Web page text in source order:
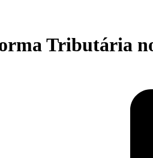
Tributária